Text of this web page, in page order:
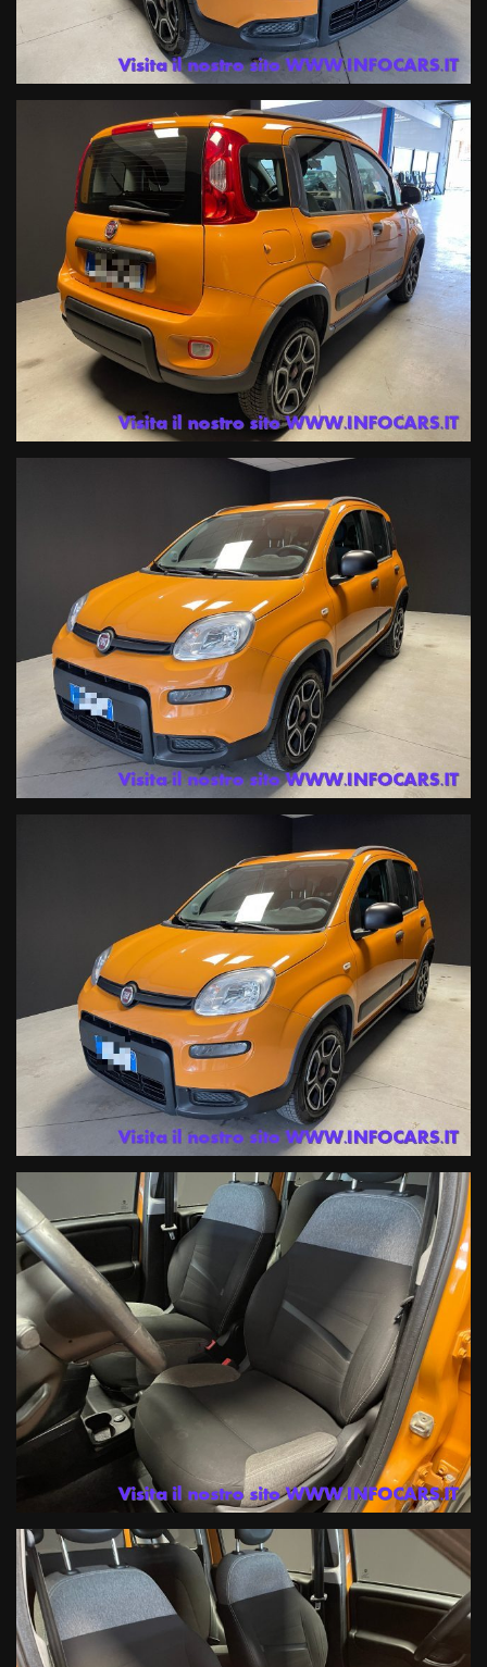
3- Via Atheste 65 , rivenditore autorizzato ed officina specializzata
per i marchi Renault e Dacia
che viene oscurata solo per la privacy del precedente proprietario )
ai nostri consulenti ai seguenti numeri :
Tel. 042950330 oppure 0429603873 Mail info@infocars.it
Se hai un usato da permutare mandaci alcune foto con targa e
breve descrizione del mezzo che ci vuoi rientrare al numero diretto
whatsapp 3891644599, i nostri esperti ti risponderanno con una
valutazione immediata !
I NOSTRI SERVIZI COMPRENDONO :Garanzia legale di conformità
gestita dalle migliori Società di Gestione certificate in Italia di 12
mesi ; estensione della Garanzia fino a 60 mesi a prezzi imbattibili
con primaria compagnia Assicurativa a livello internazionale .
Finanziamenti con le primarie compagnie europee a tassi agevolati
anche con zero anticipo e rate sino a 120 mesi ,
Servizi assicurativi complementari ( Polizze KASKO , furto, incendio ,
cristalli , atti vandalici , protezione del credito, Kasko finanziaria .
Siamo iscritti al RUI (registro intermediari assicurativi ) e IVASS.
ATTENZIONE: Le informazioni relative ai veicoli pubblicate in questo
portale non rappresentano informazioni precontrattuali previste dal
D.Lgs. 21/2014, ma una semplice indicazione sommaria del veicolo
offerto, che dovrà essere completata da specifiche informazioni
precontrattuali fornite dal Venditore prima che assumiate impegni.
INFOCARS SRL declina ogni responsabilità per eventuali
involontarie incongruenze, che non rappresentano impegno di
acquisto
Le condizioni economiche degli esempi finanziari provengono da
Link esterni , in particolare in termini di tassi applicati (TAN e TAEG)
e importo delle rate mensili, potranno subire variazioni in funzione
della valutazione del suo profilo finanziario effettuata dalla
Finanziaria in fase di istruttoria, o in caso di richiesta di un